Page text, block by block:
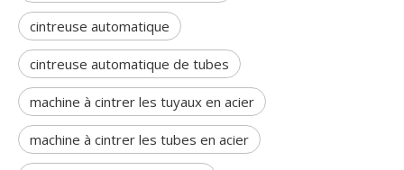
cintreuse automatique
cintreuse automatique de tubes
machine à cintrer les tuyaux en acier
machine à cintrer les tubes en acier